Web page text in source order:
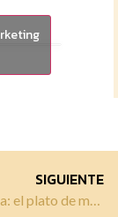
SIGUIENTE
Hamburguesa: el plato de moda en la cocina gourmet